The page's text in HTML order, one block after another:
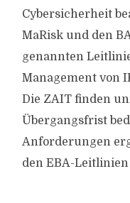
Cybersicherheit
MaRisk und den
genannten
Management von
Die ZAIT finden
Übergangsfrist
Anforderungen
den EBA-